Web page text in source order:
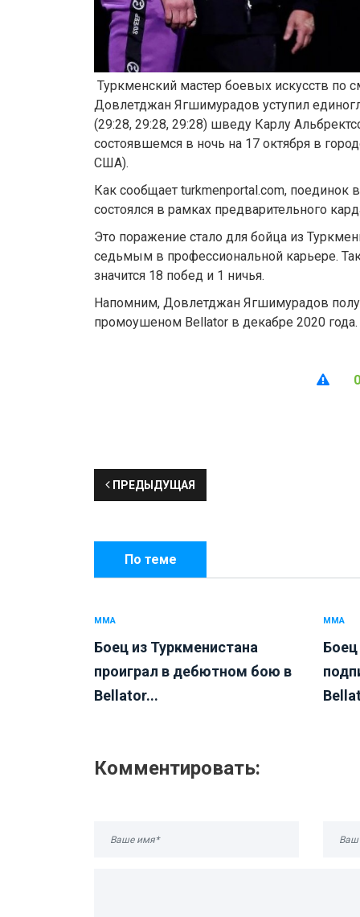
Туркменский мастер боевых искусств
Довлетджан Ягшимурадов уступил
(29:28, 29:28, 29:28) шведу Карлу
состоявшемся в ночь на 17 октября в
США).
Как сообщает turkmenportal.com, поединок
состоялся в рамках предварительного
Это поражение стало для бойца из
седьмым в профессиональной карьере.
значится 18 побед и 1 ничья.
Напомним, Довлетджан Ягшимурадов
промоушеном Bellator в декабре 2020 года.
0
ПРЕДЫДУЩАЯ
По теме
ММА
Боец из Туркменистана
проиграл в дебютном бою в
Bellator...
ММА
Боец
Комментировать: